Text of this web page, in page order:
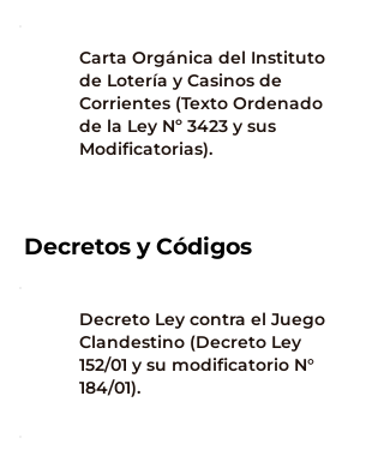
Carta Orgánica del Instituto
de Lotería y Casinos de
Corrientes (Texto Ordenado
de la Ley Nº 3423 y sus
Modificatorias).
Decretos y Códigos
Decreto Ley contra el Juego
Clandestino (Decreto Ley
152/01 y su modificatorio N°
184/01).